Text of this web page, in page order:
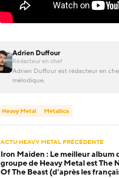
Adrien Duffour
Rédacteur en chef
Adrien Duffour est rédacteur en
mélodique.
Heavy Metal Metallica
ACTU HEAVY METAL PRÉCÉDENTE
Iron Maiden : Le meilleur album
groupe de Heavy Metal est The
Of The Beast (d’après les